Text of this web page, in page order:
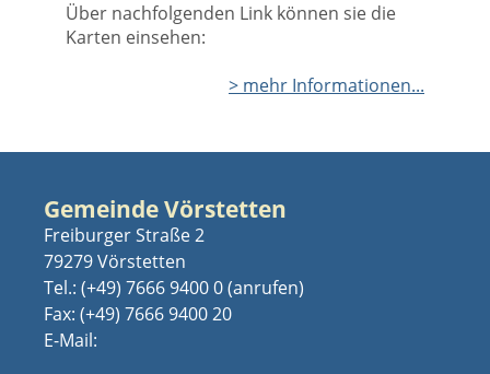
Über nachfolgenden Link können sie die
Karten einsehen:
> mehr Informationen...
Gemeinde Vörstetten
Freiburger Straße 2
79279 Vörstetten
Tel.: (+49) 7666 9400 0
Fax: (+49) 7666 9400 20
E-Mail: